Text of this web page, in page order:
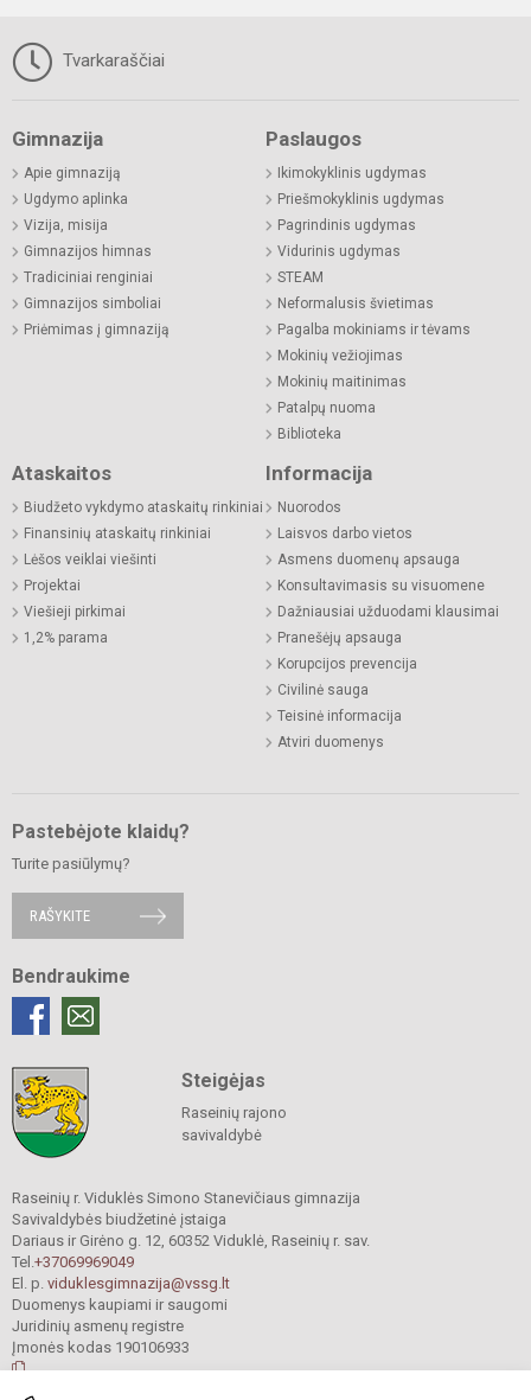
Tvarkaraščiai
Gimnazija
Apie gimnaziją
Ugdymo aplinka
Vizija, misija
Gimnazijos himnas
Tradiciniai renginiai
Gimnazijos simboliai
Priėmimas į gimnaziją
Paslaugos
Ikimokyklinis ugdymas
Priešmokyklinis ugdymas
Pagrindinis ugdymas
Vidurinis ugdymas
STEAM
Neformalusis švietimas
Pagalba mokiniams ir tėvams
Mokinių vežiojimas
Mokinių maitinimas
Patalpų nuoma
Biblioteka
Ataskaitos
Biudžeto vykdymo ataskaitų rinkiniai
Finansinių ataskaitų rinkiniai
Lėšos veiklai viešinti
Projektai
Viešieji pirkimai
1,2% parama
Informacija
Nuorodos
Laisvos darbo vietos
Asmens duomenų apsauga
Konsultavimasis su visuomene
Dažniausiai užduodami klausimai
Pranešėjų apsauga
Korupcijos prevencija
Civilinė sauga
Teisinė informacija
Atviri duomenys
Pastebėjote klaidų?
Turite pasiūlymų?
RAŠYKITE
Bendraukime
Steigėjas
Raseinių rajono
savivaldybė
Raseinių r. Viduklės Simono Stanevičiaus gimnazija
Savivaldybės biudžetinė įstaiga
Dariaus ir Girėno g. 12, 60352 Viduklė, Raseinių r. sav.
Tel.+37069969049
El. p. viduklesgimnazija@vssg.lt
Duomenys kaupiami ir saugomi
Juridinių asmenų registre
Įmonės kodas 190106933